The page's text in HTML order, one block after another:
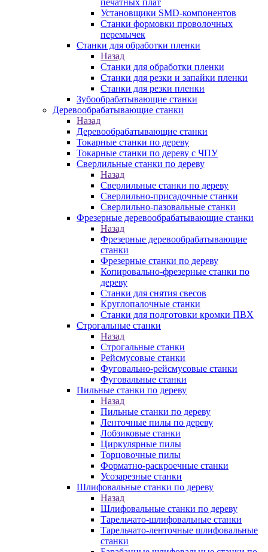
печатных плат
Установщики SMD-компонентов
Станки формовки проволочных
перемычек
Станки для обработки пленки
Назад
Станки для обработки пленки
Станки для резки и запайки пленки
Станки для резки пленки
Зубообрабатывающие станки
Деревообрабатывающие станки
Назад
Деревообрабатывающие станки
Токарные станки по дереву
Токарные станки по дереву с ЧПУ
Сверлильные станки по дереву
Назад
Сверлильные станки по дереву
Сверлильно-присадочные станки
Сверлильно-пазовальные станки
Фрезерные деревообрабатывающие станки
Назад
Фрезерные деревообрабатывающие
станки
Фрезерные станки по дереву
Копировально-фрезерные станки по
дереву
Станки для снятия свесов
Круглопалочные станки
Станки для подготовки кромки ПВХ
Строгальные станки
Назад
Строгальные станки
Рейсмусовые станки
Фуговально-рейсмусовые станки
Фуговальные станки
Пильные станки по дереву
Назад
Пильные станки по дереву
Ленточные пилы по дереву
Лобзиковые станки
Циркулярные пилы
Торцовочные пилы
Форматно-раскроечные станки
Усозарезные станки
Шлифовальные станки по дереву
Назад
Шлифовальные станки по дереву
Тарельчато-шлифовальные станки
Тарельчато-ленточные шлифовальные
станки